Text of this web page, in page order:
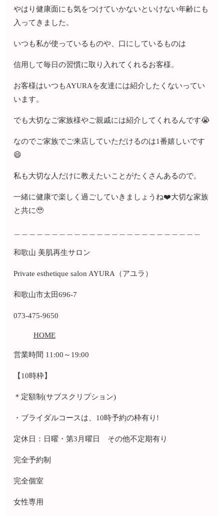
やはり健康面にも気をつけていかないといけない年齢にも
入ってきました。
いつも私が使っているものや、口にしているものは
信用して毎日の習慣に取り入れてくれるお客様。
お客様はいつもAYURAを友達には紹介したくないってい
います。
でも大切なご家族様やご親戚には紹介してくれるんです😭
なのでご家族でご来店していただけるのは1番嬉しいです
😄
私も大切な人だけに教えたいことがたくさんあるので。
一緒に健康で楽しく過ごしていきましょうね❤️大切な家族
と共に🥹
和歌山 美肌再生サロン
Private esthetique salon AYURA（アユラ）
和歌山市太田696-7
073-475-9650
HOME
営業時間 11:00～19:00
【10時枠】
＊定額制(サブスクリプション)
・ブライダルコースは、10時予約の枠有り!
定休日：日曜・第3月曜日 その他不定期有り
完全予約制
完全個室
女性専用